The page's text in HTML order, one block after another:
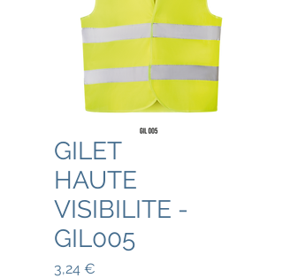
GILET
HAUTE
VISIBILITE -
GIL005
3,24 €